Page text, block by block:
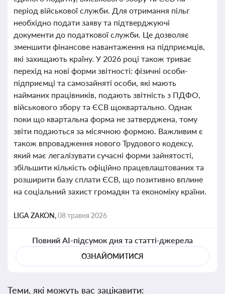
період військової служби. Для отримання пільг
необхідно подати заяву та підтверджуючі
документи до податкової служби. Це дозволяє
зменшити фінансове навантаження на підприємців,
які захищають країну. У 2026 році також триває
перехід на нові форми звітності: фізичні особи-
підприємці та самозайняті особи, які мають
найманих працівників, подають звітність з ПДФО,
військового збору та ЄСВ щоквартально. Однак
поки що квартальна форма не затверджена, тому
звіти подаються за місячною формою. Важливим є
також впровадження нового Трудового кодексу,
який має легалізувати сучасні форми зайнятості,
збільшити кількість офіційно працевлаштованих та
розширити базу сплати ЄСВ, що позитивно вплине
на соціальний захист громадян та економіку країни.
LIGA ZAKON,08 травня 2026
Повний AI-підсумок дня та статті-джерела
ОЗНАЙОМИТИСЯ
Теми, які можуть вас зацікавити: